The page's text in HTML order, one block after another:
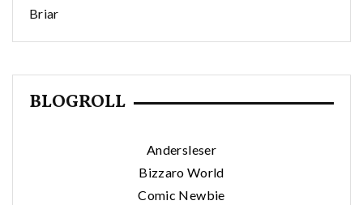
Briar
BLOGROLL
Andersleser
Bizzaro World
Comic Newbie